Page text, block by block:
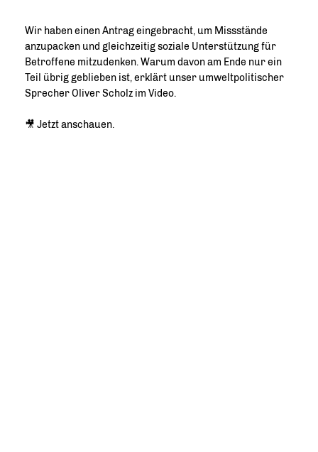
Wir haben einen Antrag eingebracht, um Missstände
anzupacken und gleichzeitig soziale Unterstützung für
Betroffene mitzudenken. Warum davon am Ende nur ein
Teil übrig geblieben ist, erklärt unser umweltpolitischer
Sprecher Oliver Scholz im Video.
🎥 Jetzt anschauen.